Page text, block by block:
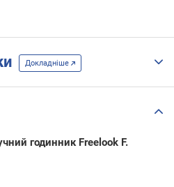
Докладніше
годинник Freelook F.